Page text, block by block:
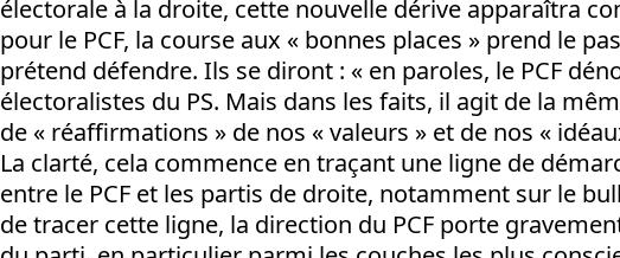
électorale à la droite, cette nouvelle dérive apparaîtra
pour le PCF, la course aux « bonnes places » prend le
prétend défendre. Ils se diront : « en paroles, le PCF
électoralistes du PS. Mais dans les faits, il agit de la
de « réaffirmations » de nos « valeurs » et de nos «
La clarté, cela commence en traçant une ligne de
entre le PCF et les partis de droite, notamment sur le
de tracer cette ligne, la direction du PCF porte